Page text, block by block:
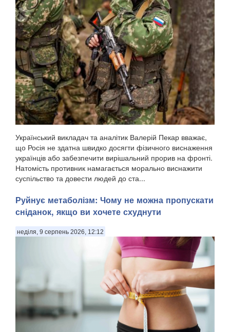
Український викладач та аналітик Валерій Пекар вважає,
що Росія не здатна швидко досягти фізичного виснаження
українців або забезпечити вирішальний прорив на фронті.
Натомість противник намагається морально виснажити
суспільство та довести людей до ста...
Руйнує метаболізм: Чому не можна пропускати
сніданок, якщо ви хочете схуднути
неділя, 9 серпень 2026, 12:12